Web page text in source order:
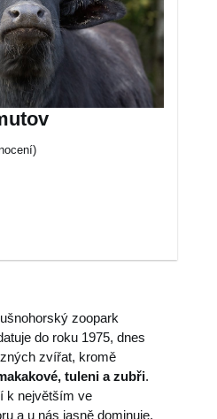
zoopark
do roku 1975, dnes
zvířat, kromě
tuleni a zubři.
k největším ve
a u nás jasně dominuje,